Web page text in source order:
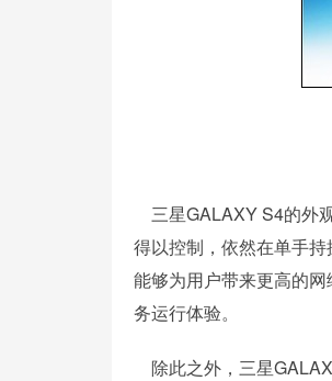
三星GALAXY S4的外
得以控制，依然在单手
能够为用户带来更高的
务运行体验。
除此之外，三星